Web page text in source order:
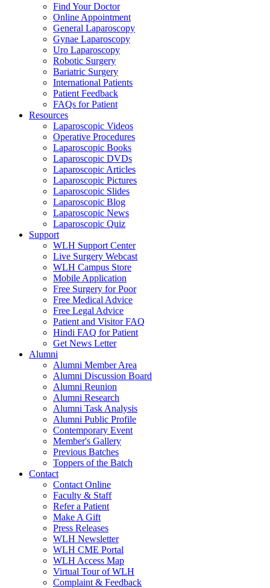
Find Your Doctor
Online Appointment
General Laparoscopy
Gynae Laparoscopy
Uro Laparoscopy
Robotic Surgery
Bariatric Surgery
International Patients
Patient Feedback
FAQs for Patient
Resources
Laparoscopic Videos
Operative Procedures
Laparoscopic Books
Laparoscopic DVDs
Laparoscopic Articles
Laparoscopic Pictures
Laparoscopic Slides
Laparoscopic Blog
Laparoscopic News
Laparoscopic Quiz
Support
WLH Support Center
Live Surgery Webcast
WLH Campus Store
Mobile Application
Free Surgery for Poor
Free Medical Advice
Free Legal Advice
Patient and Visitor FAQ
Hindi FAQ for Patient
Get News Letter
Alumni
Alumni Member Area
Alumni Discussion Board
Alumni Reunion
Alumni Research
Alumni Task Analysis
Alumni Public Profile
Contemporary Event
Member's Gallery
Previous Batches
Toppers of the Batch
Contact
Contact Online
Faculty & Staff
Refer a Patient
Make A Gift
Press Releases
WLH Newsletter
WLH CME Portal
WLH Access Map
Virtual Tour of WLH
Complaint & Feedback